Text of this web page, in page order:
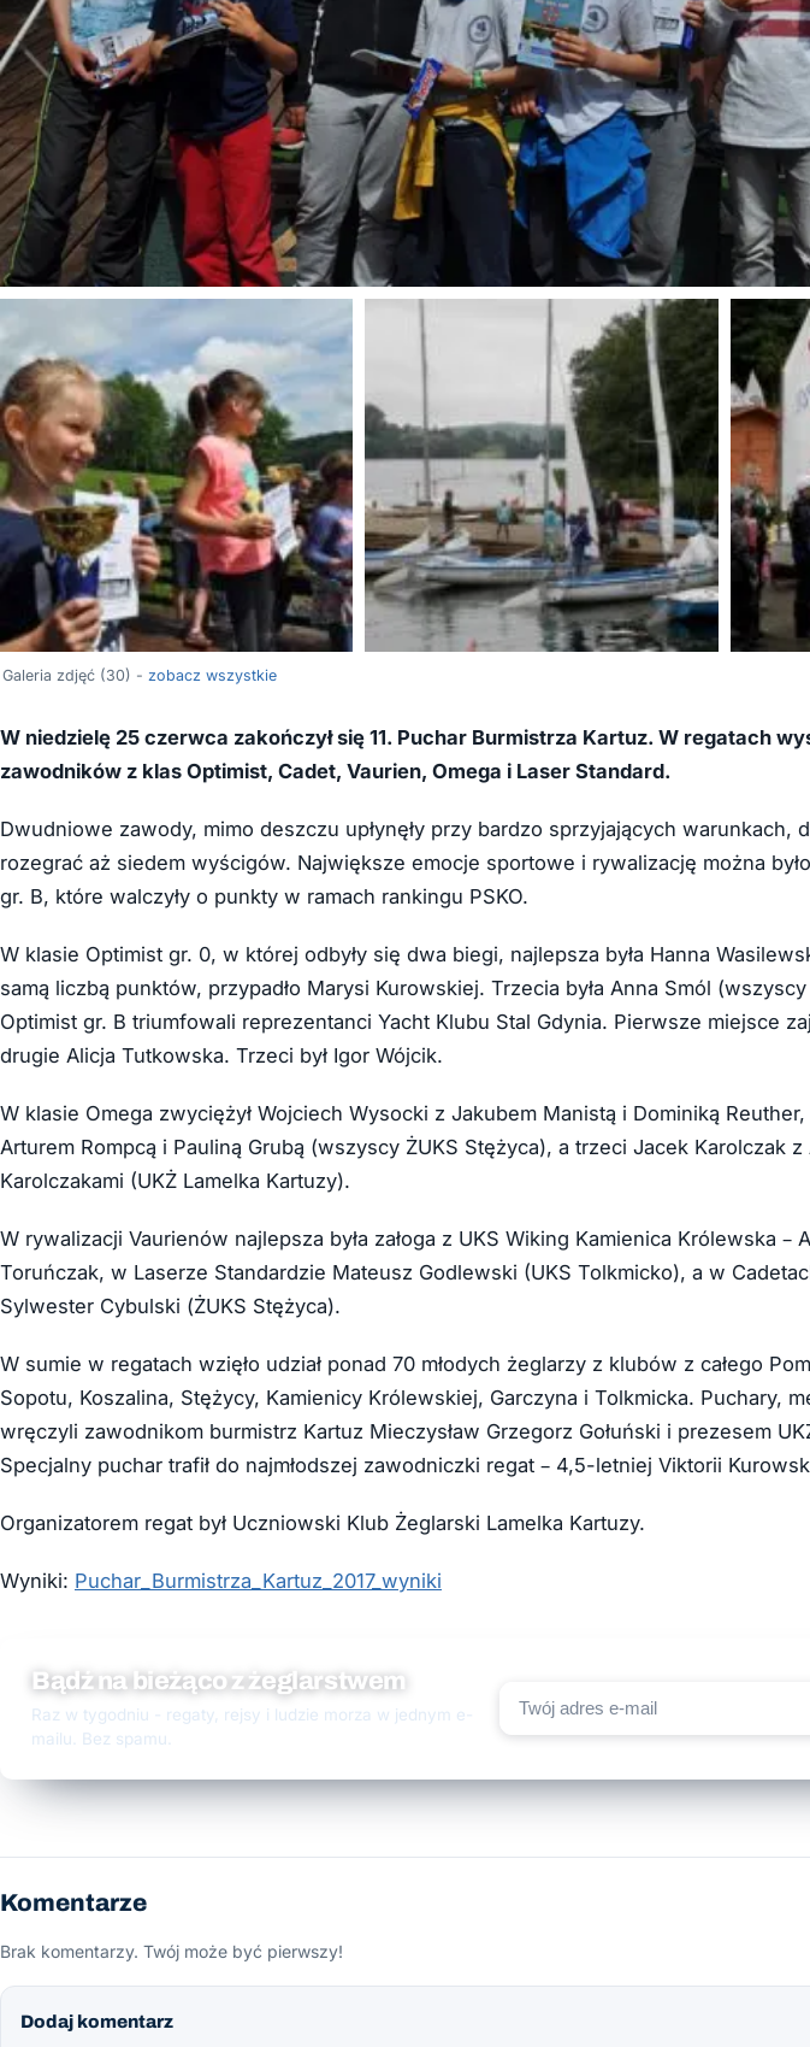
Galeria zdjęć (30) - zobacz wszystkie
W niedzielę 25 czerwca zakończył się 11. Puchar Burmistrza Kartuz. W regatach
zawodników z klas Optimist, Cadet, Vaurien, Omega i Laser Standard.
Dwudniowe zawody, mimo deszczu upłynęły przy bardzo sprzyjających warunkach,
rozegrać aż siedem wyścigów. Największe emocje sportowe i rywalizację można
gr. B, które walczyły o punkty w ramach rankingu PSKO.
W klasie Optimist gr. 0, w której odbyły się dwa biegi, najlepsza była Hanna
samą liczbą punktów, przypadło Marysi Kurowskiej. Trzecia była Anna Smól
Optimist gr. B triumfowali reprezentanci Yacht Klubu Stal Gdynia. Pierwsze miejsce
drugie Alicja Tutkowska. Trzeci był Igor Wójcik.
W klasie Omega zwyciężył Wojciech Wysocki z Jakubem Manistą i Dominiką
Arturem Rompcą i Pauliną Grubą (wszyscy ŻUKS Stężyca), a trzeci Jacek Karolczak
Karolczakami (UKŻ Lamelka Kartuzy).
W rywalizacji Vaurienów najlepsza była załoga z UKS Wiking Kamienica Królewska –
Toruńczak, w Laserze Standardzie Mateusz Godlewski (UKS Tolkmicko), a w
Sylwester Cybulski (ŻUKS Stężyca).
W sumie w regatach wzięło udział ponad 70 młodych żeglarzy z klubów z całego
Sopotu, Koszalina, Stężycy, Kamienicy Królewskiej, Garczyna i Tolkmicka. Puchary,
wręczyli zawodnikom burmistrz Kartuz Mieczysław Grzegorz Gołuński i prezesem
Specjalny puchar trafił do najmłodszej zawodniczki regat – 4,5-letniej Viktorii
Organizatorem regat był Uczniowski Klub Żeglarski Lamelka Kartuzy.
Wyniki: Puchar_Burmistrza_Kartuz_2017_wyniki
Bądź na bieżąco z żeglarstwem
Raz w tygodniu - regaty, rejsy i ludzie morza w jednym e-
mailu. Bez spamu.
Komentarze
Brak komentarzy. Twój może być pierwszy!
Dodaj komentarz